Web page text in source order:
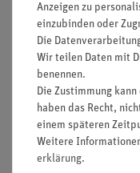
Messen der Zeit
benötigt, um die
Vergleichen der
Lernziele
Die Schüler sollen
Anzeigen zu
einzubinden oder
Die
Wir teilen Daten mit
benennen.
Die Zustimmung
haben das Recht,
einem späteren
Weitere
erklärung.